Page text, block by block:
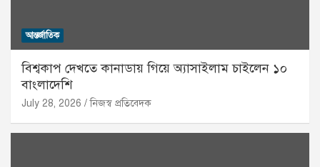
আন্তর্জাতিক
বিশ্বকাপ দেখতে কানাডায় গিয়ে অ্যাসাইলাম চাইলেন ১০
বাংলাদেশি
July 28, 2026 নিজস্ব প্রতিবেদক